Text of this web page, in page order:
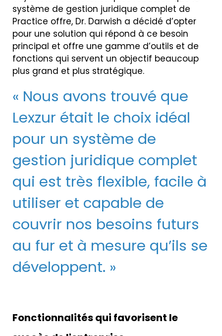
système de gestion juridique complet de
Practice offre, Dr. Darwish a décidé d’opter
pour une solution qui répond à ce besoin
principal et offre une gamme d’outils et de
fonctions qui servent un objectif beaucoup
plus grand et plus stratégique.
« Nous avons trouvé que
Lexzur était le choix idéal
pour un système de
gestion juridique complet
qui est très flexible, facile à
utiliser et capable de
couvrir nos besoins futurs
au fur et à mesure qu’ils se
développent. »
Fonctionnalités qui favorisent le